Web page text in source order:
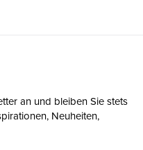
an und bleiben Sie stets
Neuheiten,